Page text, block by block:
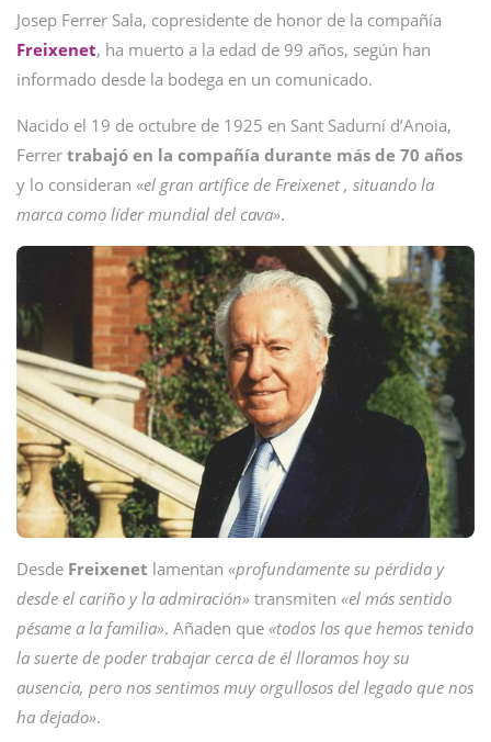
Josep Ferrer Sala, copresidente de honor de la compañía
Freixenet, ha muerto a la edad de 99 años, según han
informado desde la bodega en un comunicado.
Nacido el 19 de octubre de 1925 en Sant Sadurní d’Anoia,
Ferrer trabajó en la compañía durante más de 70 años
y lo consideran «el gran artífice de Freixenet , situando la
marca como líder mundial del cava».
Desde Freixenet lamentan «profundamente su pérdida y
desde el cariño y la admiración» transmiten «el más sentido
pésame a la familia». Añaden que «todos los que hemos tenido
la suerte de poder trabajar cerca de él lloramos hoy su
ausencia, pero nos sentimos muy orgullosos del legado que nos
ha dejado».